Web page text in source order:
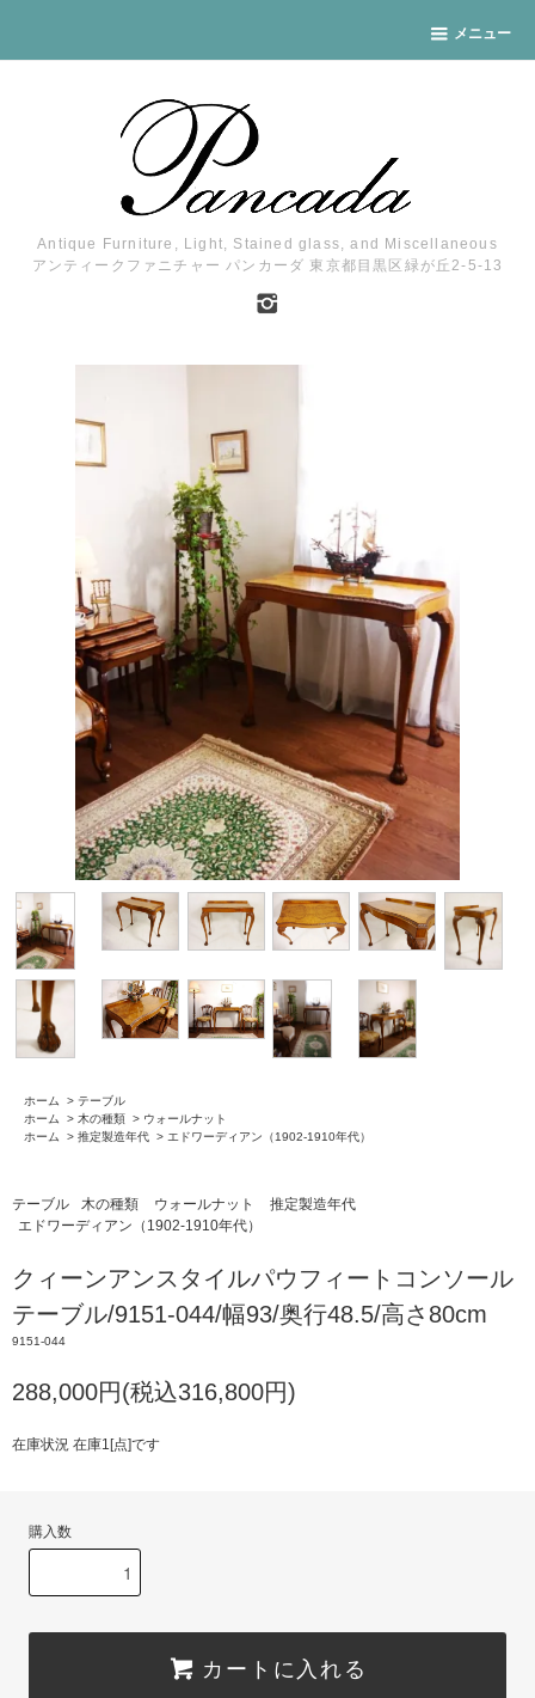
メニュー
Antique Furniture, Light, Stained glass, and Miscellaneous
アンティークファニチャー パンカーダ 東京都目黒区緑が丘2-5-13
ホーム > テーブル
ホーム
> 木の種類 > ウォールナット
ホーム
> 推定製造年代 > エドワーディアン（1902-1910年代）
テーブル 木の種類 ウォールナット
推定製造年代
エドワーディアン（1902-1910年代）
クィーンアンスタイルパウフィートコンソール
テーブル/9151-044/幅93/奥行48.5/高さ80cm
9151-044
288,000円(税込316,800円)
在庫状況 在庫1[点]です
購入数
カートに入れる